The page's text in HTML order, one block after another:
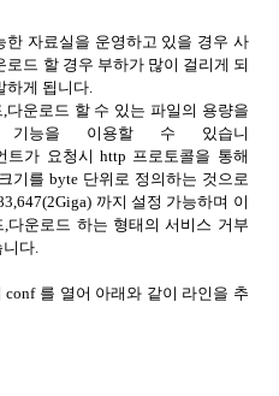
자료실을 운영하고 있을 경우 사
드 할 경우 부하가 많이 걸리게 되
하게 됩니다.
운로드 할 수 있는 파일의 용량을
능을 이용할 수 있습니
트가 요청시 http 프로토콜을 통해
기를 byte 단위로 정의하는 것으로
까지 설정 가능하며 이
다운로드 하는 형태의 서비스 거부
다.
를 열어 아래와 같이 라인을 추